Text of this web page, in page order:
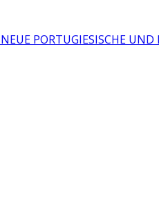
NEUE PORTUGIESISCHE UND